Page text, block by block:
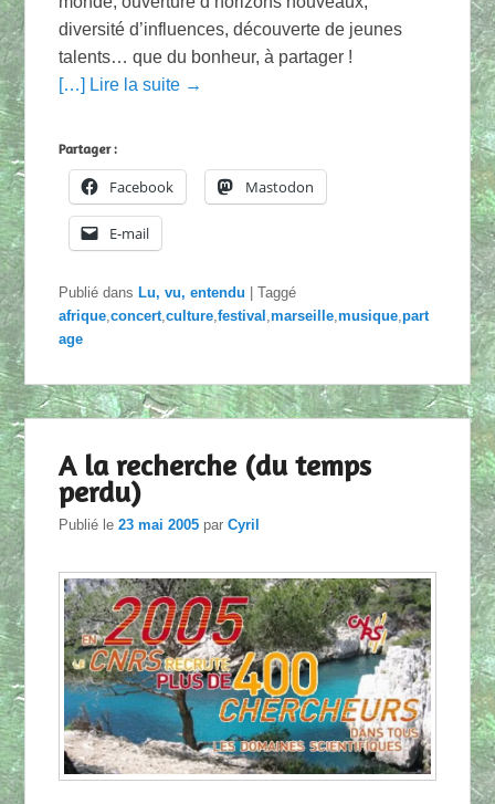
diversité d’influences, découverte de jeunes
talents… que du bonheur, à partager !
[…] Lire la suite →
Partager :
Facebook Mastodon
E-mail
Publié dans Lu, vu, entendu |Taggé
afrique ,concert ,culture ,festival ,marseille ,musique ,part
age
A la recherche (du temps
perdu)
Publié le23 mai 2005 parCyril